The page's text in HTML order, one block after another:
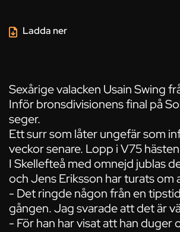
Sexårige valacken Usain Swing
Inför bronsdivisionens final på
seger.
Ett surr som låter ungefär som
veckor senare. Lopp i V75
I Skellefteå med omnejd jublas
och Jens Eriksson har turats om
- Det ringde någon från en
gången. Jag svarade att det är
- För han har visat att han duger
Ladda ner